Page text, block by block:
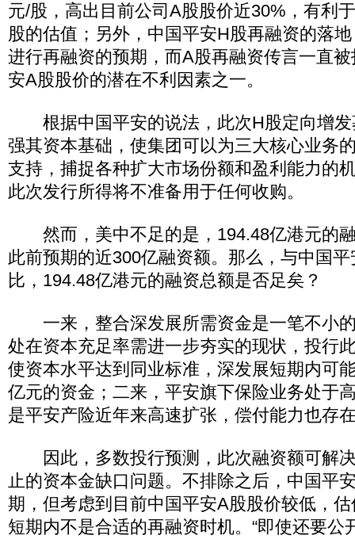
元/股，高出目前公司A股股价近30%，有利
股的估值；另外，中国平安H股再融资的落
进行再融资的预期，而A股再融资传言一直
安A股股价的潜在不利因素之一。
根据中国平安的说法，此次H股定向增发
强其资本基础，使集团可以为三大核心业务
支持，捕捉各种扩大市场份额和盈利能力的
此次发行所得将不准备用于任何收购。
然而，美中不足的是，194.48亿港元的
此前预期的近300亿融资额。那么，与中国
比，194.48亿港元的融资总额是否足矣？
一来，整合深发展所需资金是一笔不小
处在资本充足率需进一步夯实的现状，投行
使资本水平达到同业标准，深发展短期内可
亿元的资金；二来，平安旗下保险业务处于
是平安产险近年来高速扩张，偿付能力也存
因此，多数投行预测，此次融资额可解
止的资本金缺口问题。不排除之后，中国平
期，但考虑到目前中国平安A股股价较低，
短期内不是合适的再融资时机。“即使还要公